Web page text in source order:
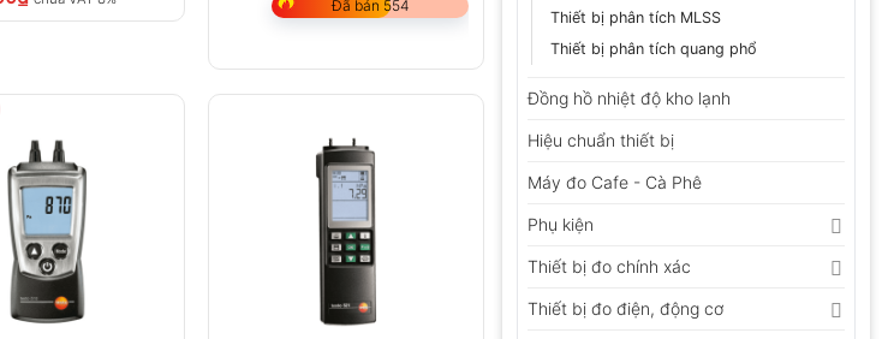
Thiết bị phân tích MLSS
Thiết bị phân tích quang phổ
Đồng hồ nhiệt độ kho lạnh
Hiệu chuẩn thiết bị
Máy đo Cafe - Cà Phê
Phụ kiện
Thiết bị đo chính xác
Thiết bị đo điện, động cơ
Đã bán 554